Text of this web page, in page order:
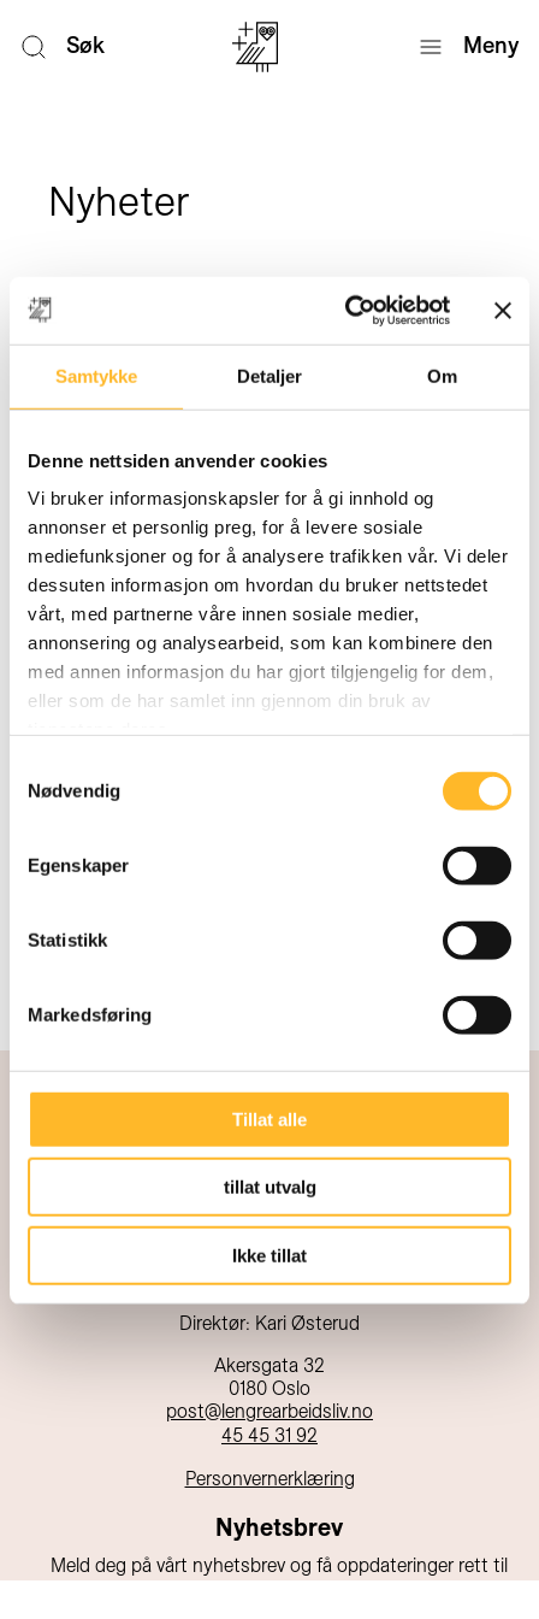
Samtykke Detaljer Om
Denne nettsiden anvender cookies
Vi bruker informasjonskapsler for å gi innhold og
annonser et personlig preg, for å levere sosiale
mediefunksjoner og for å analysere trafikken vår. Vi deler
dessuten informasjon om hvordan du bruker nettstedet
vårt, med partnerne våre innen sosiale medier,
annonsering og analysearbeid, som kan kombinere den
med annen informasjon du har gjort tilgjengelig for dem,
eller som de har samlet inn gjennom din bruk av
Nødvendig
Egenskaper
Statistikk
Markedsføring
Tillat alle
tillat utvalg
Ikke tillat
Søk Meny
Nyheter
FAGNOTAT 3. MAI 2019
Nytt kunnskapsnotat oppsummerer 16
rapporter
Senter for seniorpolitikks direktør Kari
Østerud har selv skrevet en oppsummering av
forskningen på hva som skal til for at flest
Kunnskapssenter for lengre arbeidsliv
Direktør: Kari Østerud
Akersgata 32
0180 Oslo
post@lengrearbeidsliv.no
45 45 31 92
Personvernerklæring
Nyhetsbrev
Meld deg på vårt nyhetsbrev og få oppdateringer rett til